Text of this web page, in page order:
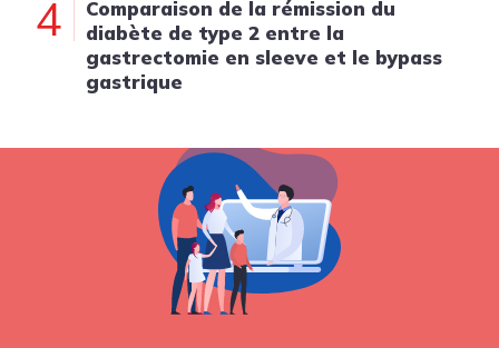
4
Comparaison de la rémission du
diabète de type 2 entre la
gastrectomie en sleeve et le bypass
gastrique